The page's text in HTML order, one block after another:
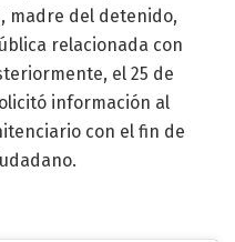
madre del detenido,
relacionada con
el 25 de
información al
con el fin de